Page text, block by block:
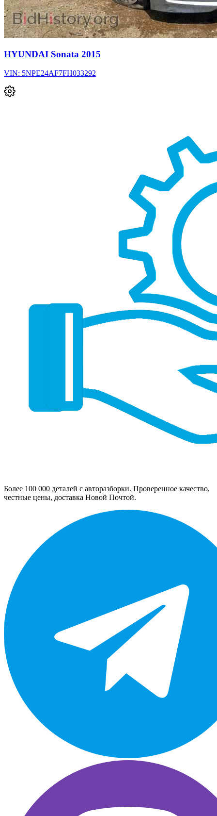
HYUNDAI Sonata 2015
VIN: 5NPE24AF7FH033292
Более 100 000 деталей с авторазборки. Проверенное качество,
честные цены, доставка Новой Почтой.